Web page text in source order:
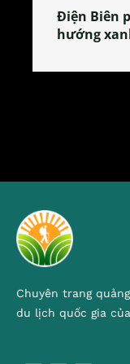
Điện Biên
hướng
Chuyên trang
du lịch quốc gia